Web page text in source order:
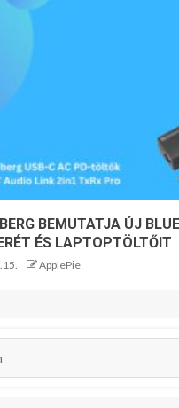
BEMUTATJA ÚJ
ÉS LAPTOPTÖLTŐIT
ApplePie